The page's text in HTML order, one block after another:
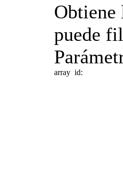
Obtiene
puede
array id: